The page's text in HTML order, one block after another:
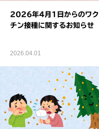
2026年4月1日からのワク
チン接種に関するお知らせ
2026.04.01